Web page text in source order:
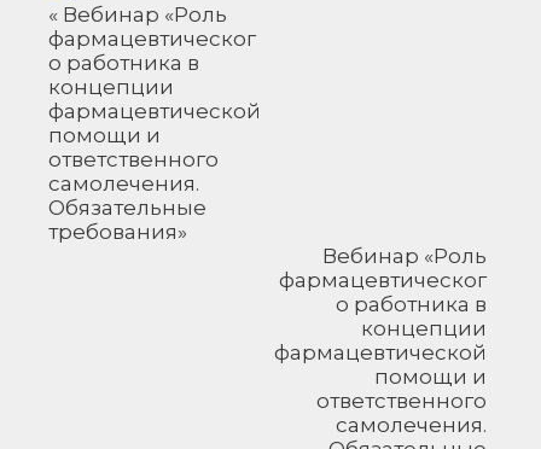
Н
а
в
и
г
а
ц
и
я
« Вебинар «Роль
фармацевтическог
о работника в
концепции
фармацевтической
помощи и
ответственного
самолечения.
Обязательные
требования»
Вебинар «Роль
фармацевтическог
о работника в
концепции
фармацевтической
помощи и
ответственного
самолечения.